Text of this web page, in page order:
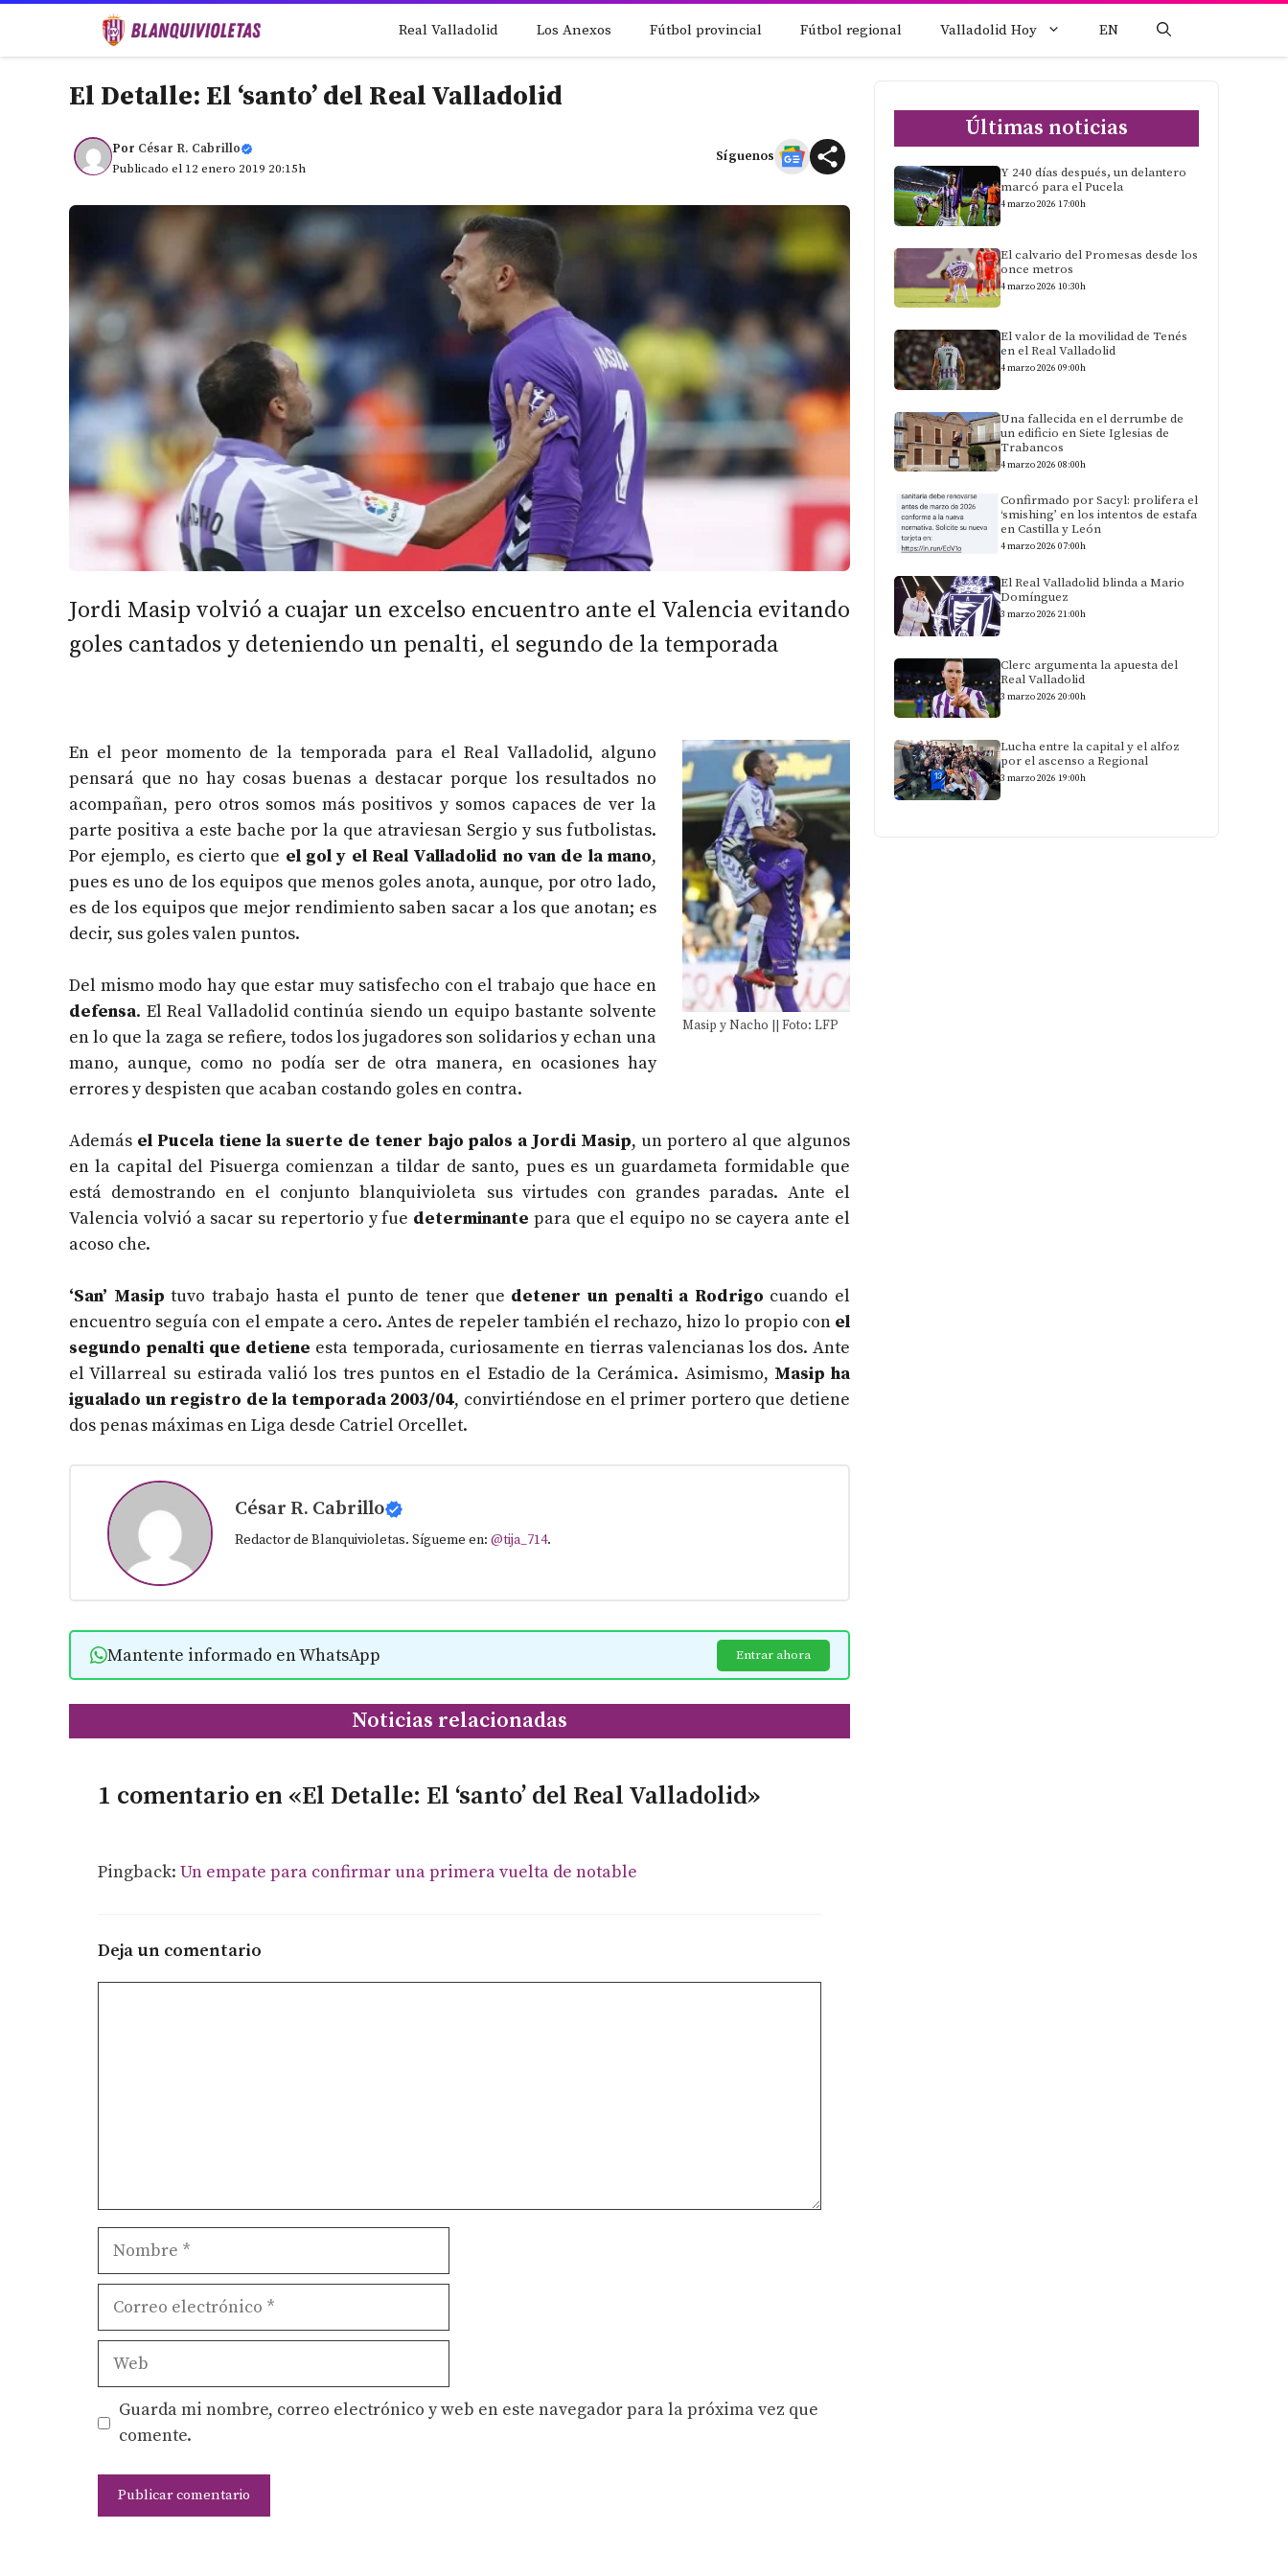
Real Valladolid Los Anexos Fútbol provincial Fútbol regional Valladolid Hoy EN
El Detalle: El ‘santo’ del Real Valladolid
Por César R. Cabrillo
Publicado el 12 enero 2019 20:15h
Síguenos
Jordi Masip volvió a cuajar un excelso encuentro ante el Valencia evitando
goles cantados y deteniendo un penalti, el segundo de la temporada
Masip y Nacho || Foto: LFP
En el peor momento de la temporada para el Real Valladolid, alguno
pensará que no hay cosas buenas a destacar porque los resultados no
acompañan, pero otros somos más positivos y somos capaces de ver la
parte positiva a este bache por la que atraviesan Sergio y sus futbolistas.
Por ejemplo, es cierto que el gol y el Real Valladolid no van de la mano,
pues es uno de los equipos que menos goles anota, aunque, por otro lado,
es de los equipos que mejor rendimiento saben sacar a los que anotan; es
decir, sus goles valen puntos.
Del mismo modo hay que estar muy satisfecho con el trabajo que hace en
defensa. El Real Valladolid continúa siendo un equipo bastante solvente
en lo que la zaga se refiere, todos los jugadores son solidarios y echan una
mano, aunque, como no podía ser de otra manera, en ocasiones hay
errores y despisten que acaban costando goles en contra.
Además el Pucela tiene la suerte de tener bajo palos a Jordi Masip, un portero al que algunos
en la capital del Pisuerga comienzan a tildar de santo, pues es un guardameta formidable que
está demostrando en el conjunto blanquivioleta sus virtudes con grandes paradas. Ante el
Valencia volvió a sacar su repertorio y fue determinante para que el equipo no se cayera ante el
acoso che.
‘San’ Masip tuvo trabajo hasta el punto de tener que detener un penalti a Rodrigo cuando el
encuentro seguía con el empate a cero. Antes de repeler también el rechazo, hizo lo propio conel
segundo penalti que detiene esta temporada, curiosamente en tierras valencianas los dos. Ante
el Villarreal su estirada valió los tres puntos en el Estadio de la Cerámica. Asimismo, Masip ha
igualado un registro de la temporada 2003/04, convirtiéndose en el primer portero que detiene
dos penas máximas en Liga desde Catriel Orcellet.
César R. Cabrillo
Redactor de Blanquivioletas. Sígueme en: @tija_714.
Mantente informado en WhatsApp Entrar ahora
Noticias relacionadas
1 comentario en «El Detalle: El ‘santo’ del Real Valladolid»
Pingback: Un empate para confirmar una primera vuelta de notable
Deja un comentario
Nombre
Correo
Web
Guarda mi nombre, correo electrónico y web en este navegador para la próxima vez que
comente.
Últimas noticias
Y 240 días después, un delantero
marcó para el Pucela
4 marzo 2026 17:00h
El calvario del Promesas desde los
once metros
4 marzo 2026 10:30h
El valor de la movilidad de Tenés
en el Real Valladolid
4 marzo 2026 09:00h
Una fallecida en el derrumbe de
un edificio en Siete Iglesias de
Trabancos
4 marzo 2026 08:00h
Confirmado por Sacyl: prolifera el
‘smishing’ en los intentos de estafa
en Castilla y León
4 marzo 2026 07:00h
El Real Valladolid blinda a Mario
Domínguez
3 marzo 2026 21:00h
Clerc argumenta la apuesta del
Real Valladolid
3 marzo 2026 20:00h
Lucha entre la capital y el alfoz
por el ascenso a Regional
3 marzo 2026 19:00h